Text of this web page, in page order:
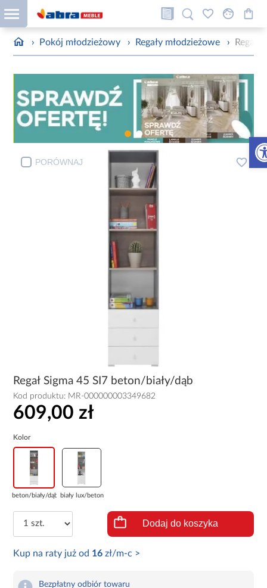
› Pokój młodzieżowy › Regały młodzieżowe › Regał
PORÓWNAJ
Regał Sigma 45 SI7 beton/biały/dąb
Kod produktu: MR-000000003349682
609,00 zł
Kolor
beton/biały/dąb biały lux/beton
Dodaj do koszyka
Kup na raty już od 16 zł/m-c >
Bezpłatny odbiór towaru